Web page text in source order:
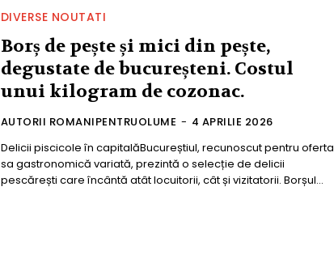
DIVERSE NOUTATI
Borș de pește și mici din pește,
degustate de bucureșteni. Costul
unui kilogram de cozonac.
AUTORII ROMANIPENTRUOLUME - 4 APRILIE 2026
Delicii piscicole în capitalăBucureștiul, recunoscut pentru oferta
sa gastronomică variată, prezintă o selecție de delicii
pescărești care încântă atât locuitorii, cât și vizitatorii. Borșul...